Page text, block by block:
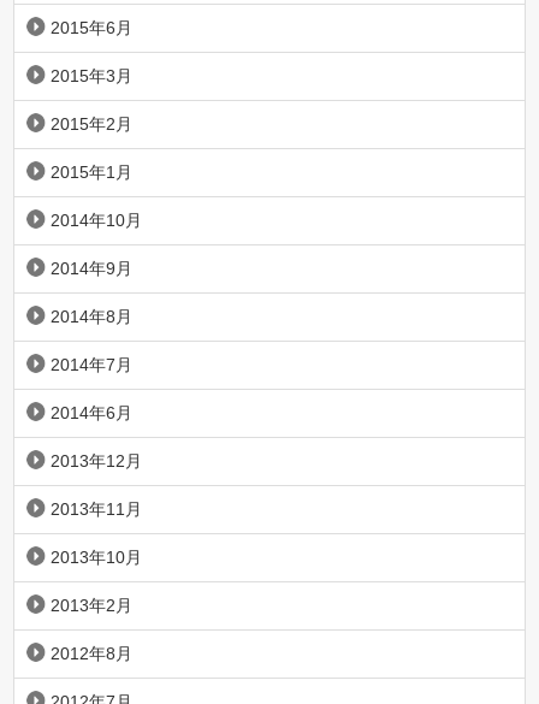
2015年6月
2015年3月
2015年2月
2015年1月
2014年10月
2014年9月
2014年8月
2014年7月
2014年6月
2013年12月
2013年11月
2013年10月
2013年2月
2012年8月